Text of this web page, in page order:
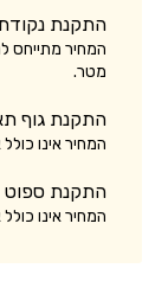
התקנת
מטר.
התקנת גוף
המחיר אינו
התקנת ספוט
המחיר אינו